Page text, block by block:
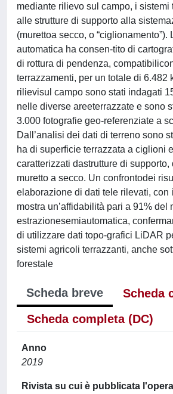
mediante rilievo sul campo, i sistemi
alle strutture di supporto alla
(murettoa secco, o “ciglionamento”).
automatica ha consen-tito di
di rottura di pendenza,
terrazzamenti, per un totale di 6.482
rilievisul campo sono stati indagati
nelle diverse areeterrazzate e sono
3.000 fotografie geo-referenziate a
Dall’analisi dei dati di terreno sono
ha di superficie terrazzata a ciglioni
caratterizzati dastrutture di
muretto a secco. Un confrontodei
elaborazione di dati tele rilevati, con
mostra un’affidabilità pari a 91% del
estrazionesemiautomatica,
di utilizzare dati topo-grafici LiDAR
sistemi agricoli terrazzanti, anche
forestale
Scheda breve
Scheda
Scheda completa (DC)
Anno
2019
Rivista su cui è pubblicata l'opera